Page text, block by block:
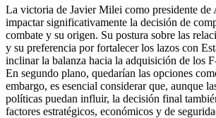
La victoria de Javier Milei como presidente de
impactar significativamente la decisión de
combate y su origen. Su postura sobre las
y su preferencia por fortalecer los lazos con
inclinar la balanza hacia la adquisición de los
En segundo plano, quedarían las opciones
embargo, es esencial considerar que, aunque
políticas puedan influir, la decisión final
factores estratégicos, económicos y de